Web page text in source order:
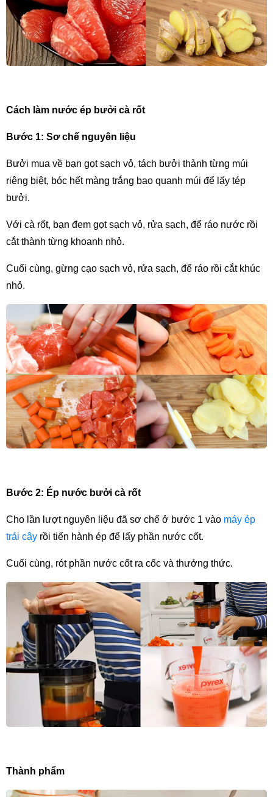
Cách làm nước ép bưởi cà rốt
Bước 1: Sơ chế nguyên liệu
Bưởi mua về bạn gọt sạch vỏ, tách bưởi thành từng múi
riêng biệt, bóc hết màng trắng bao quanh múi để lấy tép
bưởi.
Với cà rốt, bạn đem gọt sạch vỏ, rửa sạch, để ráo nước rồi
cắt thành từng khoanh nhỏ.
Cuối cùng, gừng cạo sạch vỏ, rửa sạch, để ráo rồi cắt khúc
nhỏ.
Bước 2: Ép nước bưởi cà rốt
Cho lần lượt nguyên liệu đã sơ chế ở bước 1 vào máy ép
trái cây rồi tiến hành ép để lấy phần nước cốt.
Cuối cùng, rót phần nước cốt ra cốc và thưởng thức.
Thành phẩm